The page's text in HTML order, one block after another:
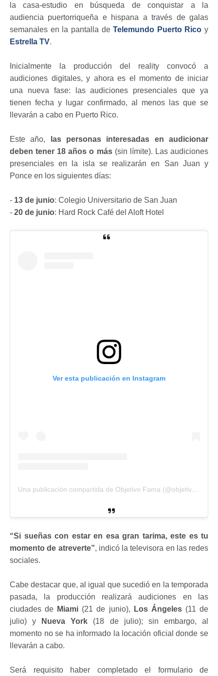
la casa-estudio en búsqueda de conquistar a la
audiencia puertorriqueña e hispana a través de galas
semanales en la pantalla deTelemundo Puerto Rico y
Estrella TV.
Inicialmente la producción del reality convocó a
audiciones digitales, y ahora es el momento de iniciar
una nueva fase: las audiciones presenciales que ya
tienen fecha y lugar confirmado, al menos las que se
llevarán a cabo en Puerto Rico.
Este año,
las personas interesadas en audicionar
deben tener 18 años o más(sin límite). Las audiciones
presenciales en la isla se realizarán en San Juan y
Ponce en los siguientes días:
- 13 de junio: Colegio Universitario de San Juan
- 20 de junio: Hard Rock Café del Aloft Hotel
Ver esta publicación en Instagram
Una publicación compartida de Objetivo Fama (@objetivofamaoficial)
“Si sueñas con estar en esa gran tarima, este es tu
momento de atreverte”, indicó la televisora en las redes
sociales.
Cabe destacar que, al igual que sucedió en la temporada
pasada, la producción realizará audiciones en las
ciudades de Miami (21 de junio), Los Ángeles(11 de
julio) y
Nueva York (18 de julio); sin embargo, al
momento no se ha informado la locación oficial donde se
llevarán a cabo.
Será requisito haber completado el formulario de